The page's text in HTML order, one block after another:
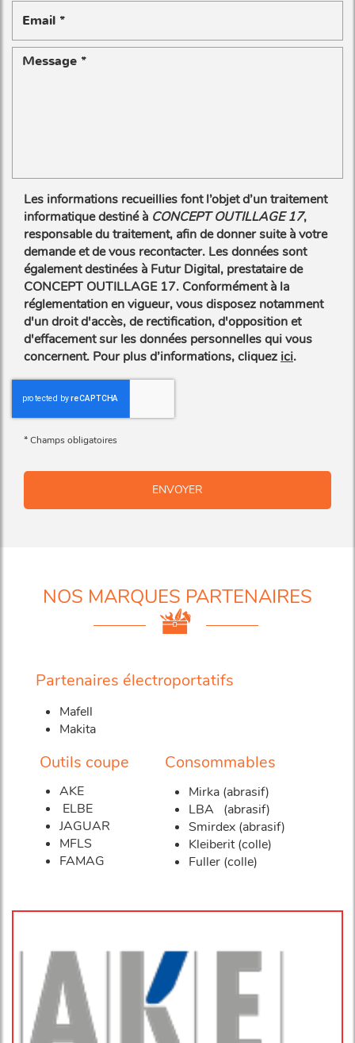
Les informations recueillies font l’objet d’un traitement
informatique destiné à CONCEPT OUTILLAGE 17,
responsable du traitement, afin de donner suite à votre
demande et de vous recontacter. Les données sont
également destinées à Futur Digital, prestataire de
CONCEPT OUTILLAGE 17. Conformément à la
réglementation en vigueur, vous disposez notamment
d'un droit d'accès, de rectification, d'opposition et
d'effacement sur les données personnelles qui vous
concernent. Pour plus d’informations, cliquez ici.
*Champs obligatoires
NOS MARQUES PARTENAIRES
Partenaires électroportatifs
Mafell
Makita
Outils coupe
AKE
ELBE
JAGUAR
MFLS
FAMAG
Consommables
Mirka (abrasif)
LBA (abrasif)
Smirdex (abrasif)
Kleiberit (colle)
Fuller (colle)